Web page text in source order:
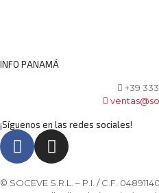
INFO PANAMÁ
+39 333
¡Síguenos en las redes sociales!
© SOCEVE S.R.L. – P.I. / C.F.